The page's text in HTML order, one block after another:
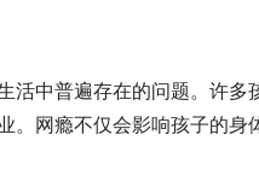
中普遍存在的问题。许多
。网瘾不仅会影响孩子的